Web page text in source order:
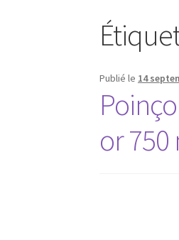
Publié le 14
or